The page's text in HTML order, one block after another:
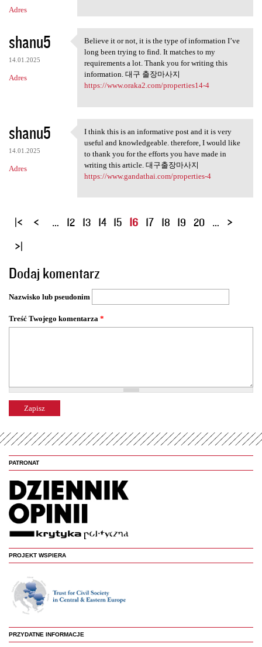
Adres
shanu5
14.01.2025
Adres
Believe it or not, it is the
Believe it or not, it is the type of information I’ve
long been trying to find. It matches to my
requirements a lot. Thank you for writing this
information. 대구 출장마사지
https://www.oraka2.com/properties14-4
shanu5
14.01.2025
Adres
I think this is an
I think this is an informative post and it is very
useful and knowledgeable. therefore, I would like
to thank you for the efforts you have made in
writing this article. 대구출장마사지
https://www.gandathai.com/properties-4
S
o
n
y
… 12 13 14 15 16 17 18 19 20 …
Dodaj komentarz
Nazwisko lub pseudonim
Treść Twojego komentarza *
PATRONAT
PROJEKT WSPIERA
PRZYDATNE INFORMACJE